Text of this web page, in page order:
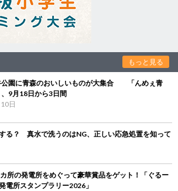
もっと見る
公園に青森のおいしいものが大集合 「んめぇ青
9月18日から3日間
日
る？ 真水で洗うのはNG、正しい応急処置を知って
所の発電所をめぐって豪華賞品をゲット！「ぐるー
所スタンプラリー2026」